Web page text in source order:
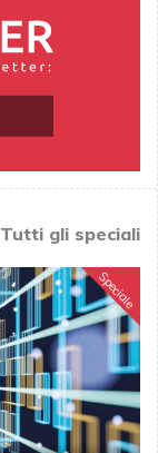
Tutti gli speciali
Speciale